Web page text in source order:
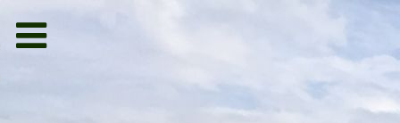
Toggle
navigation